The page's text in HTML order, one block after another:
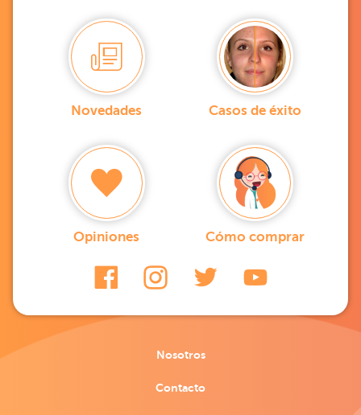
Novedades Casos de éxito
Opiniones Cómo comprar
Nosotros
Contacto